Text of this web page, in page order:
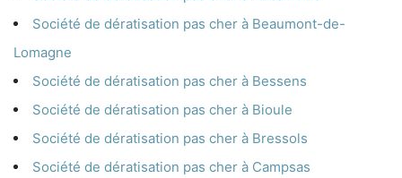
Société de dératisation pas cher à Beaumont-de-
Lomagne
Société de dératisation pas cher à Bessens
Société de dératisation pas cher à Bioule
Société de dératisation pas cher à Bressols
Société de dératisation pas cher à Campsas